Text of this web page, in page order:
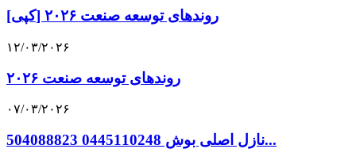
[کپی] روندهای توسعه صنعت ۲۰۲۶
۱۲/۰۳/۲۰۲۶
روندهای توسعه صنعت ۲۰۲۶
۰۷/۰۳/۲۰۲۶
نازل اصلی بوش 0445110248 504088823...